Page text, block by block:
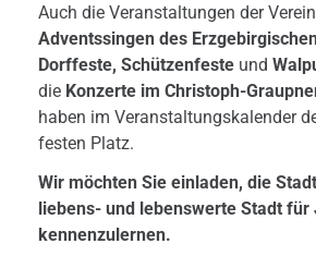
Auch die Veranstaltungen der
Adventssingen des
Dorffeste, Schützenfeste und
die Konzerte im Christoph-
haben im Veranstaltungskalender
festen Platz.
Wir möchten Sie einladen, die
liebens- und lebenswerte Stadt für
kennenzulernen.